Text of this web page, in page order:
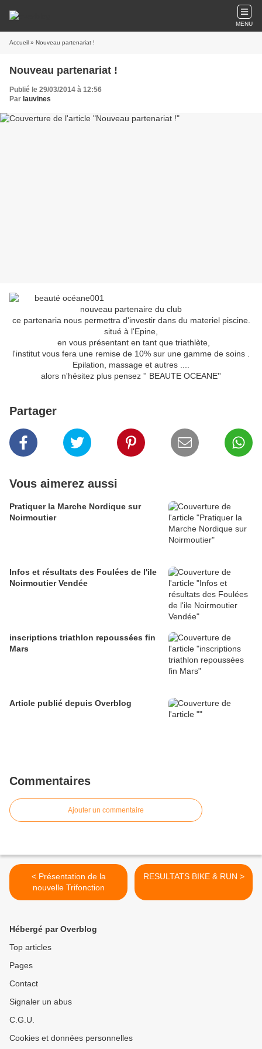
MENU
Accueil » Nouveau partenariat !
Nouveau partenariat !
Publié le 29/03/2014 à 12:56
Par lauvines
nouveau partenaire du club
ce partenaria nous permettra d'investir dans du materiel piscine.
situé à l'Epine,
en vous présentant en tant que triathlète,
l'institut vous fera une remise de 10% sur une gamme de soins .
Epilation, massage et autres ....
alors n'hésitez plus pensez '' BEAUTE OCEANE''
Partager
Vous aimerez aussi
Pratiquer la Marche Nordique sur
Noirmoutier
Infos et résultats des Foulées de l'ile
Noirmoutier Vendée
inscriptions triathlon repoussées fin
Mars
Article publié depuis Overblog
Commentaires
Ajouter un commentaire
< Présentation de la
nouvelle Trifonction
RESULTATS BIKE & RUN >
Hébergé par Overblog
Top articles
Pages
Contact
Signaler un abus
C.G.U.
Cookies et données personnelles